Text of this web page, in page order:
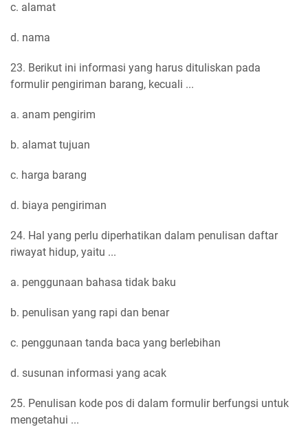
c. alamat
d. nama
23. Berikut ini informasi yang harus dituliskan pada
formulir pengiriman barang, kecuali ...
a. anam pengirim
b. alamat tujuan
c. harga barang
d. biaya pengiriman
24. Hal yang perlu diperhatikan dalam penulisan daftar
riwayat hidup, yaitu ...
a. penggunaan bahasa tidak baku
b. penulisan yang rapi dan benar
c. penggunaan tanda baca yang berlebihan
d. susunan informasi yang acak
25. Penulisan kode pos di dalam formulir berfungsi untuk
mengetahui ...